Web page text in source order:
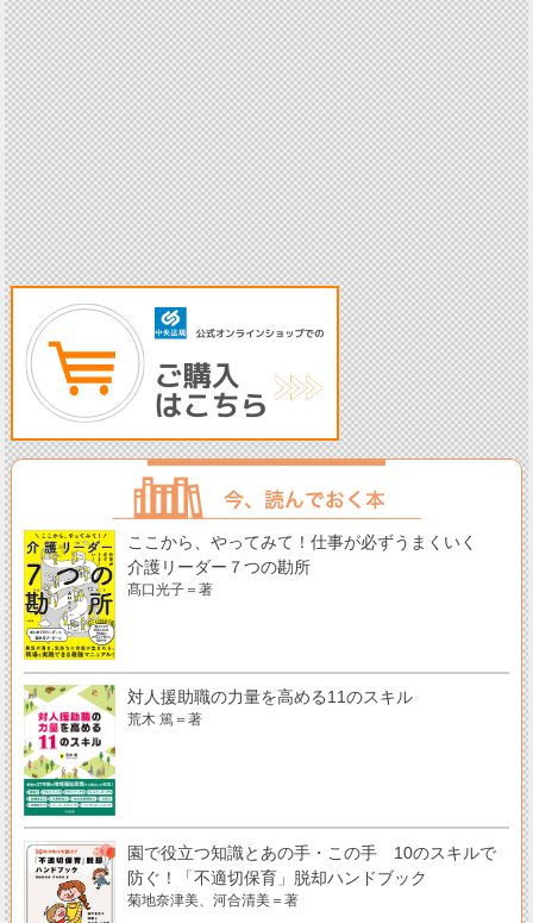
ここから、やってみて！仕事が必ずうまくいく
介護リーダー７つの勘所
髙口光子＝著
対人援助職の力量を高める11のスキル
荒木 篤＝著
園で役立つ知識とあの手・この手 10のスキルで
防ぐ！「不適切保育」脱却ハンドブック
菊地奈津美、河合清美＝著